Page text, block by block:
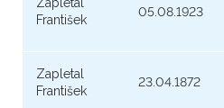
František
05.08.1923
Zapletal
František
23.04.1872